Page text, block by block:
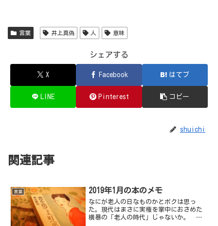
言葉 井上真偽 人 意味
シェアする
X Facebook はてブ
LINE Pinterest コピー
shuichi
関連記事
言葉 2019年1月の本のメモ
なにが老人の日なものかとボクは思っ
た。現代はまさに実権を掌中におさめた
横暴の「老人の時代」じゃないか。 五